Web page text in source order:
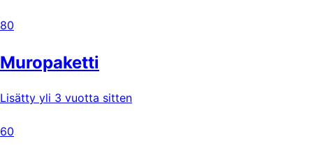
80
Muropaketti
Lisätty yli 3 vuotta sitten
60